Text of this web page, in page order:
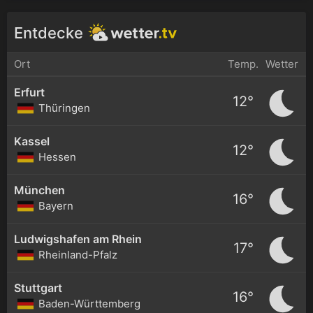
Entdecke
Ort Temp. Wetter
Erfurt
Thüringen 12°
Kassel
Hessen 12°
München
Bayern 16°
Ludwigshafen am Rhein
Rheinland-Pfalz 17°
Stuttgart
Baden-Württemberg 16°